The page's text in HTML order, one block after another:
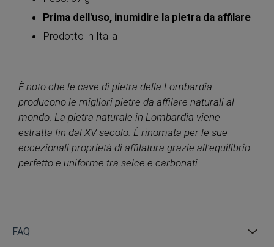
Prima dell'uso, inumidire la pietra da affilare
Prodotto in Italia
È noto che le cave di pietra della Lombardia
producono le migliori pietre da affilare naturali al
mondo. La pietra naturale in Lombardia viene
estratta fin dal XV secolo. È rinomata per le sue
eccezionali proprietà di affilatura grazie all'equilibrio
perfetto e uniforme tra selce e carbonati.
FAQ